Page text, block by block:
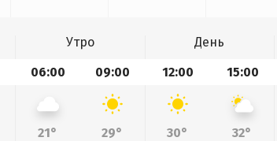
Утро День
06:00 09:00 12:00 15:00
21° 29° 30° 32°